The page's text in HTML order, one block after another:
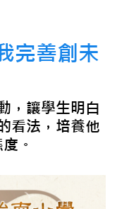
完善創未
，讓學生明白
看法，培養他
。